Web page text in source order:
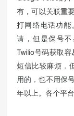
有，可以关联重
打网络电话功能
请，但是保号不
Twilio号码获取
短信比较麻烦，
用的，也不用保
年以上。各个平